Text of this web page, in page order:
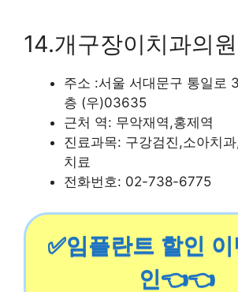
14.개구장이치과의원
주소 :서울 서대문구 통일로
층 (우)03635
근처 역: 무악재역,홍제역
진료과목: 구강검진,소아치
치료
전화번호: 02-738-6775
✅임플란트 할인
인👈👈